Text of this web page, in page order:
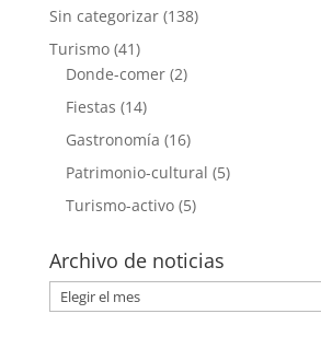
Sin categorizar(138)
Turismo(41)
Donde-comer(2)
Fiestas (14)
Gastronomía (16)
Patrimonio-cultural (5)
Turismo-activo(5)
Archivo de noticias
Archivo
de